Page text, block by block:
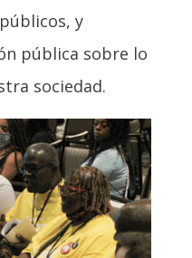
y
pública sobre lo
sociedad.